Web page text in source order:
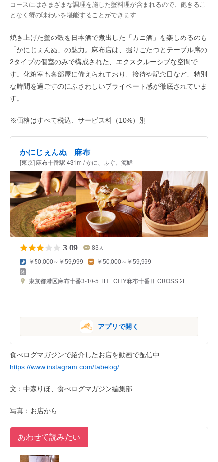
コースにはさまざまな調理を施した蟹料理が含まれるので、飽きるこ
となく蟹の味わいを堪能することができます
焼き上げた蟹の殻を日本酒で煮出した「カニ酒」を楽しめるのも
「かにじぇんぬ」の魅力。麻布店は、掘りごたつとテーブル席の
2タイプの個室のみで構成された、エクスクルーシブな空間で
す。化粧室も各部屋に備えられており、接待や記念日など、特別
な時間を過ごすのにふさわしいプライベート感が徹底されていま
す。
※価格はすべて税込、サービス料（10%）別
かにじぇんぬ 麻布
[東京] 麻布十番駅 431m / かに、ふぐ、海鮮
3.09 83 人
￥50,000～￥59,999 ￥50,000～￥59,999
–
東京都港区麻布十番3-10-5 THE CITY麻布十番Ⅱ CROSS 2F
アプリで開く
食べログマガジンで紹介したお店を動画で配信中！
https://www.instagram.com/tabelog/
文：中森りほ、食べログマガジン編集部
写真：お店から
あわせて読みたい